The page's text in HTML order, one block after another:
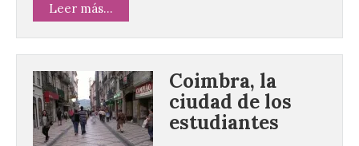
Leer más...
Coimbra, la
ciudad de los
estudiantes